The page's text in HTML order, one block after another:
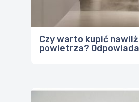
Czy warto kupić
powietrza?